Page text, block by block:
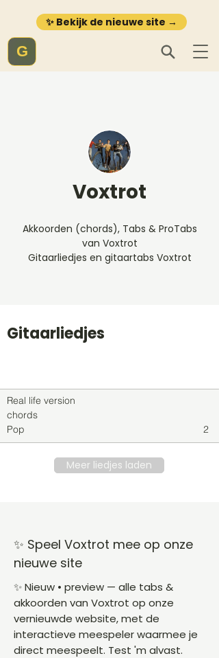
✨ Bekijk de nieuwe site →
G
Voxtrot
Akkoorden (chords), Tabs & ProTabs
van Voxtrot
Gitaarliedjes en gitaartabs Voxtrot
Gitaarliedjes
Real life version
chords
Pop
2
Meer liedjes laden
✨ Speel Voxtrot mee op onze
nieuwe site
✨ Nieuw • preview — alle tabs &
akkoorden van Voxtrot op onze
vernieuwde website, met de
interactieve meespeler waarmee je
direct meespeelt. Test 'm alvast.